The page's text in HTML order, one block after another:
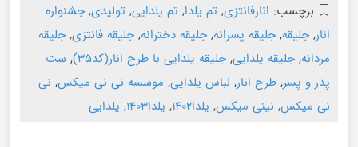
برچسب: انارفانتزی, تم یلدا, تم یلدایی, تولیدی, جشنواره
انار, جلیقه, جلیقه پسرانه, جلیقه دخترانه, جلیقه فانتزی, جلیقه
مردانه, جلیقه یلدایی, جلیقه یلدایی با طرح انار(کد۳۵) , ست
پدر و پسر, طرح انار, لباس یلدایی, موسسه نی نی میکس, نی
نی میکس, نینی میکس, یلدا۱۴۰۲ , یلدا۱۴۰۳ , یلدایی